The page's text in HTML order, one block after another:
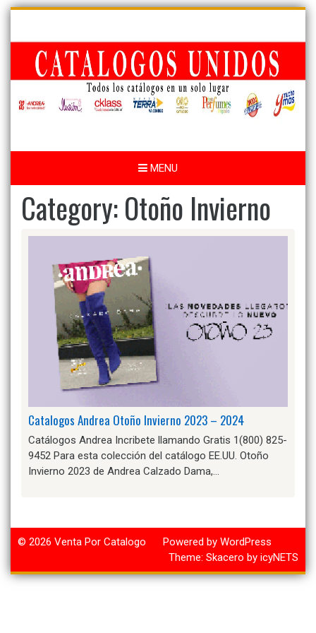
Skip
content
MENU
Category:Otoño Invierno
Catalogos Andrea Otoño Invierno 2023 – 2024
Catálogos Andrea Incribete llamando Gratis 1(800) 825-
9452 Para esta colección del catálogo EE.UU. Otoño
Invierno 2023 de Andrea Calzado Dama,…
© 2026 Venta Por Catalogo
Powered by WordPress
Theme: Skacero by icyNETS